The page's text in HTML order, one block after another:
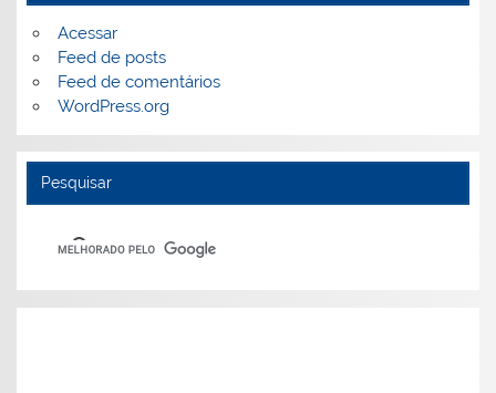
Acessar
Feed de posts
Feed de comentários
WordPress.org
Pesquisar